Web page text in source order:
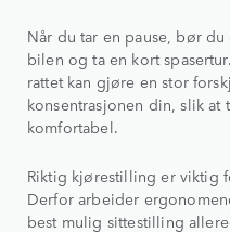
Når du tar en pause, bør
bilen og ta en kort
rattet kan gjøre en stor
konsentrasjonen din, slik
komfortabel.
Riktig kjørestilling er viktig
Derfor arbeider
best mulig sittestilling